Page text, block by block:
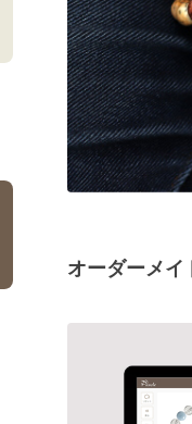
オーダーメイ